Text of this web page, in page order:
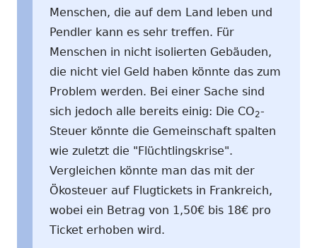
Menschen, die auf dem Land leben und
Pendler kann es sehr treffen. Für
Menschen in nicht isolierten Gebäuden,
die nicht viel Geld haben könnte das zum
Problem werden. Bei einer Sache sind
sich jedoch alle bereits einig: Die CO2-
Steuer könnte die Gemeinschaft spalten
wie zuletzt die "Flüchtlingskrise".
Vergleichen könnte man das mit der
Ökosteuer auf Flugtickets in Frankreich,
wobei ein Betrag von 1,50€ bis 18€ pro
Ticket erhoben wird.